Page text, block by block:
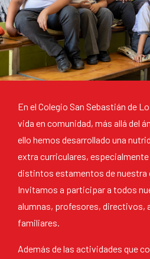
En el Colegio San Sebastián de
vida en comunidad, más allá del
ello hemos desarrollado una
extra curriculares,
distintos estamentos de nuestra
Invitamos a participar a todos
alumnas, profesores, directivos,
familiares.
Además de las actividades que